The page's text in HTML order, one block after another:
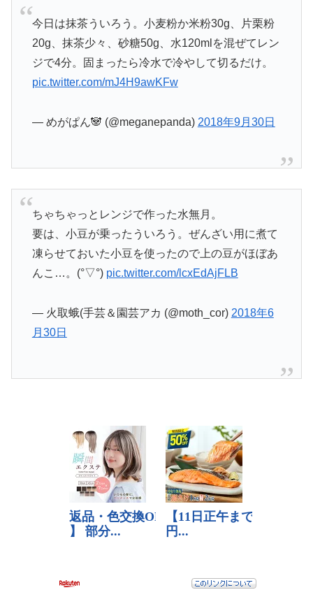
今日は抹茶ういろう。小麦粉か米粉30g、片栗粉
20g、抹茶少々、砂糖50g、水120mlを混ぜてレン
ジで4分。固まったら冷水で冷やして切るだけ。
pic.twitter.com/mJ4H9awKFw
— めがぱん🐼 (@meganepanda) 2018年9月30日
ちゃちゃっとレンジで作った水無月。
要は、小豆が乗ったういろう。ぜんざい用に煮て
凍らせておいた小豆を使ったので上の豆がほぼあ
んこ…。(°▽°) pic.twitter.com/lcxEdAjFLB
— 火取蛾(手芸＆園芸アカ (@moth_cor) 2018年6
月30日